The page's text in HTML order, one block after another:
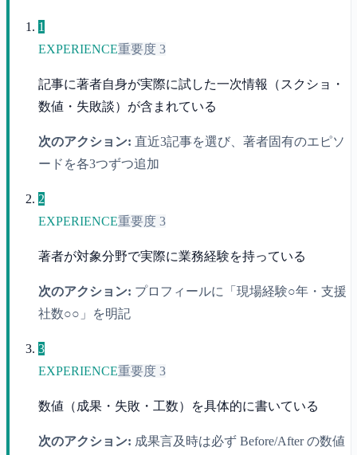
1
EXPERIENCE重要度 3
記事に著者自身が実際に試した一次情報（スクショ・
数値・失敗談）が含まれている
次のアクション: 直近3記事を選び、著者固有のエピソ
ードを各3つずつ追加
2
EXPERIENCE重要度 3
著者が対象分野で実際に業務経験を持っている
次のアクション: プロフィールに「現場経験○年・支援
社数○○」を明記
3
EXPERIENCE重要度 3
数値（成果・失敗・工数）を具体的に書いている
次のアクション: 成果言及時は必ず Before/After の数値